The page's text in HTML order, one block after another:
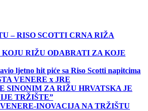
– RISO SCOTTI CRNA RIŽA
KOJU RIŽU ODABRATI ZA KOJE
ljetno hit piće sa Riso Scotti napitcima
VENERE x JRE
SINONIM ZA RIŽU HRVATSKA JE
TRŽIŠTE”
INOVACIJA NA TRŽIŠTU